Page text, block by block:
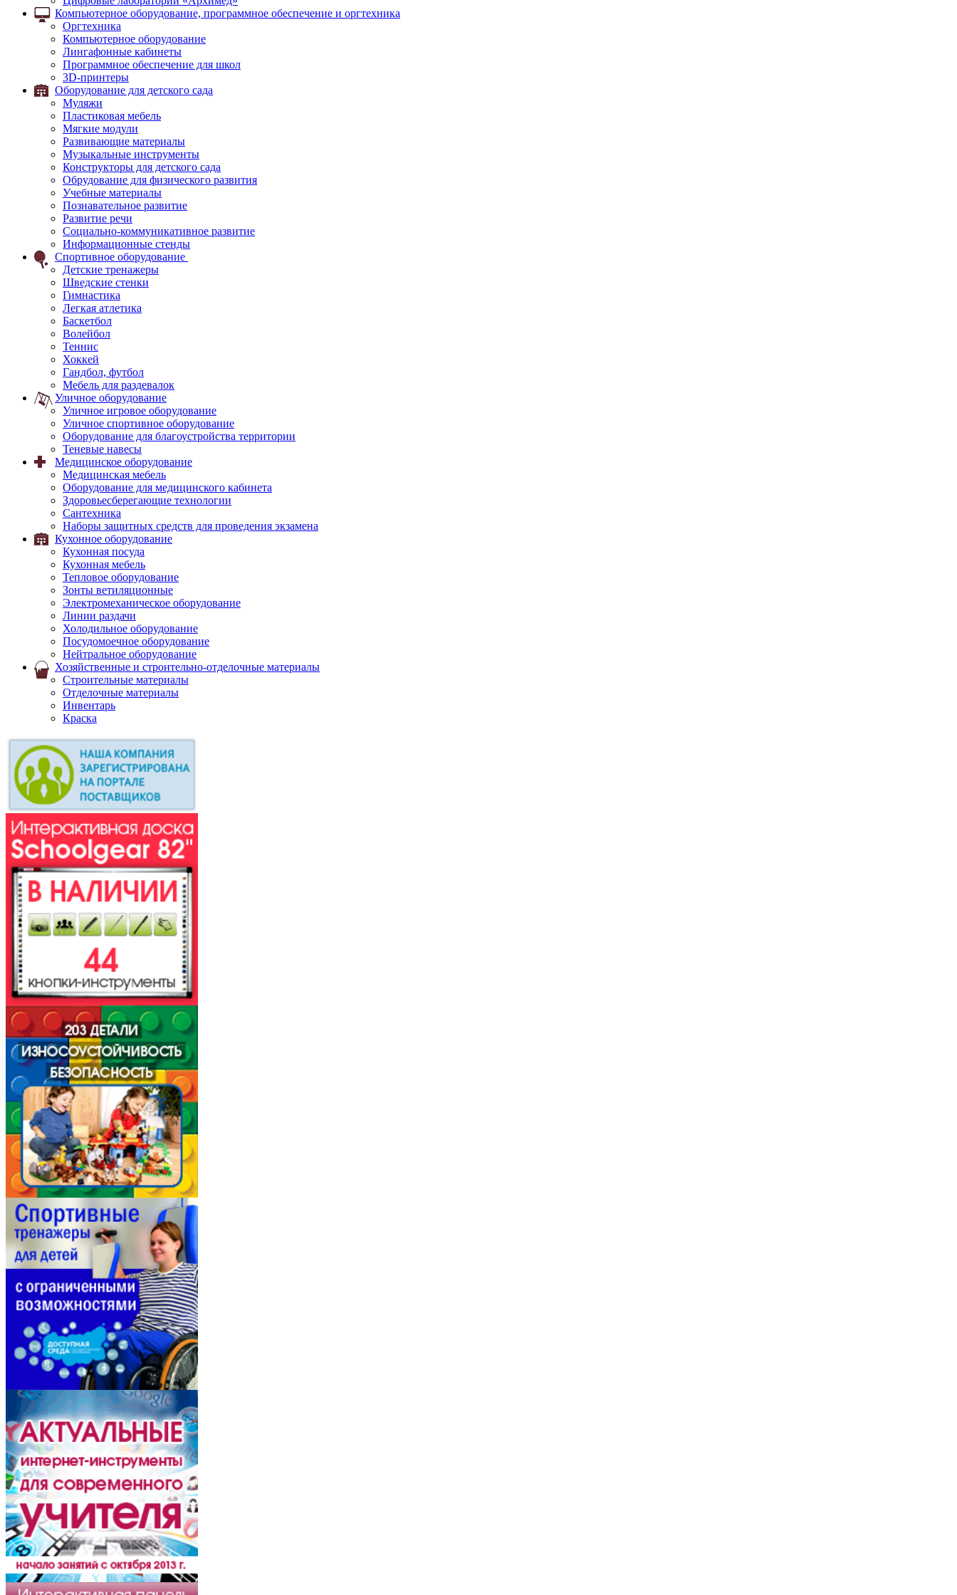
Компьютерное оборудование, программное обеспечение и оргтехника
Оргтехника
Компьютерное оборудование
Лингафонные кабинеты
Программное обеспечение для школ
3D-принтеры
Оборудование для детского сада
Муляжи
Пластиковая мебель
Мягкие модули
Развивающие материалы
Музыкальные инструменты
Конструкторы для детского сада
Обрудование для физического развития
Учебные материалы
Познавательное развитие
Развитие речи
Социально-коммуникативное развитие
Информационные стенды
Спортивное оборудование
Детские тренажеры
Шведские стенки
Гимнастика
Легкая атлетика
Баскетбол
Волейбол
Теннис
Хоккей
Гандбол, футбол
Мебель для раздевалок
Уличное оборудование
Уличное игровое оборудование
Уличное спортивное оборудование
Оборудование для благоустройства территории
Теневые навесы
Медицинское оборудование
Медицинская мебель
Оборудование для медицинского кабинета
Здоровьесберегающие технологии
Сантехника
Наборы защитных средств для проведения экзамена
Кухонное оборудование
Кухонная посуда
Кухонная мебель
Тепловое оборудование
Зонты ветиляционные
Электромеханическое оборудование
Линии раздачи
Холодильное оборудование
Посудомоечное оборудование
Нейтральное оборудование
Хозяйственные и строительно-отделочные материалы
Строительные материалы
Отделочные материалы
Инвентарь
Краска